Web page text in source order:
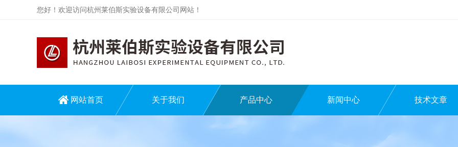
您好！欢迎访问杭州莱伯斯实验设备有限公司网站！
网站首页 关于我们 产品中心 新闻中心 技术文章